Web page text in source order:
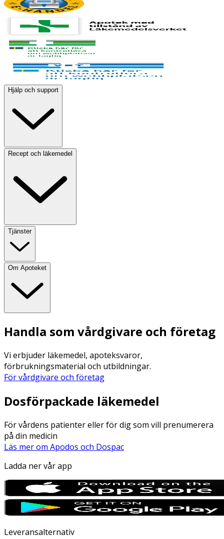
Hjälp och support
Recept och läkemedel
Tjänster
Om Apoteket
Handla som vårdgivare och företag
Vi erbjuder läkemedel, apoteksvaror,
förbrukningsmaterial och utbildningar.
För vårdgivare och företag
Dosförpackade läkemedel
För vårdens patienter eller för dig som vill prenumerera
på din medicin
Läs mer om Apodos och Dospac
Ladda ner vår app
Leveransalternativ